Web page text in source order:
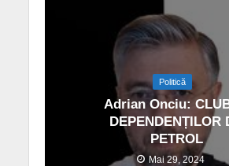
Politică
Adrian Onciu:
DEPENDENȚILOR
PETROL
Mai 29, 2024